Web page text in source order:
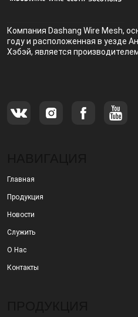
Компания Dashang Wire Mesh,
году и расположенная в уезде
Хэбэй, является
Главная
Продукция
Новости
Служить
О Нас
Контакты